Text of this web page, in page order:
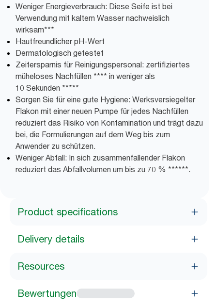
Weniger Energieverbrauch: Diese Seife ist bei
Verwendung mit kaltem Wasser nachweislich
wirksam***
Hautfreundlicher pH-Wert
Dermatologisch getestet
Zeitersparnis für Reinigungspersonal: zertifiziertes
müheloses Nachfüllen **** in weniger als
10 Sekunden *****
Sorgen Sie für eine gute Hygiene: Werksversiegelter
Flakon mit einer neuen Pumpe für jedes Nachfüllen
reduziert das Risiko von Kontamination und trägt dazu
bei, die Formulierungen auf dem Weg bis zum
Anwender zu schützen.
Weniger Abfall: In sich zusammenfallender Flakon
reduziert das Abfallvolumen um bis zu 70 % ******.
Product specifications
Delivery details
Resources
Bewertungen